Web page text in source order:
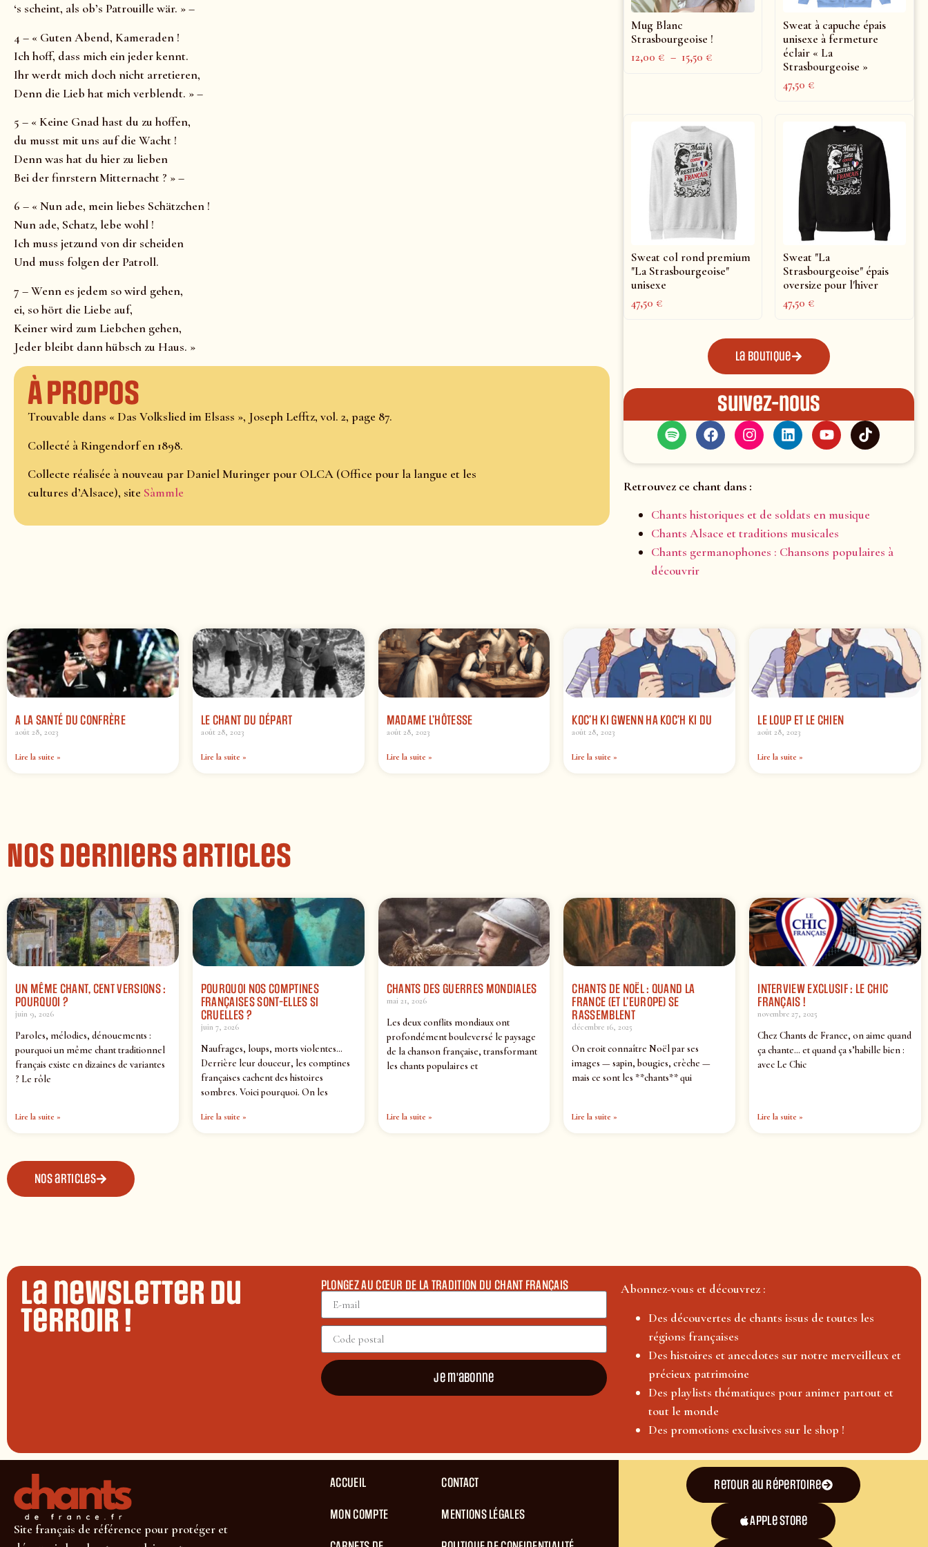
‘s scheint, als ob’s Patrouille wär. » –
4 – « Guten Abend, Kameraden !
Ich hoff, dass mich ein jeder kennt.
Ihr werdt mich doch nicht arretieren,
Denn die Lieb hat mich verblendt. » –
5 – « Keine Gnad hast du zu hoffen,
du musst mit uns auf die Wacht !
Denn was hat du hier zu lieben
Bei der finrstern Mitternacht ? » –
6 – « Nun ade, mein liebes Schätzchen !
Nun ade, Schatz, lebe wohl !
Ich muss jetzund von dir scheiden
Und muss folgen der Patroll.
7 – Wenn es jedem so wird gehen,
ei, so hört die Liebe auf,
Keiner wird zum Liebchen gehen,
Jeder bleibt dann hübsch zu Haus. »
À propos
Trouvable dans « Das Volkslied im Elsass », Joseph Lefftz, vol. 2, page 87.
Collecté à Ringendorf en 1898.
Collecte réalisée à nouveau par Daniel Muringer pour OLCA (Office pour la langue et les
cultures d’Alsace), site Sàmmle
Mug Blanc
Strasbourgeoise !
12,00€ – 15,50€
Sweat à capuche épais
unisexe à fermeture
éclair « La
Strasbourgeoise »
47,50€
Sweat col rond premium
"La Strasbourgeoise"
unisexe
47,50€
Sweat "La
Strasbourgeoise" épais
oversize pour l'hiver
47,50€
La boutique
Suivez-nous
Retrouvez ce chant dans :
Chants historiques et de soldats en musique
Chants Alsace et traditions musicales
Chants germanophones : Chansons populaires à
découvrir
A LA SANTÉ DU CONFRÈRE
août 28, 2023
Lire la suite »
LE CHANT DU DÉPART
août 28, 2023
Lire la suite »
MADAME L’HÔTESSE
août 28, 2023
Lire la suite »
KOC’H KI GWENN HA KOC’H KI DU
août 28, 2023
Lire la suite »
LE LOUP ET LE CHIEN
août 28, 2023
Lire la suite »
Nos derniers articles
UN MÊME CHANT, CENT VERSIONS :
POURQUOI ?
juin 9, 2026
Paroles, mélodies, dénouements :
pourquoi un même chant traditionnel
français existe en dizaines de variantes
? Le rôle
Lire la suite »
POURQUOI NOS COMPTINES
FRANÇAISES SONT-ELLES SI
CRUELLES ?
juin 7, 2026
Naufrages, loups, morts violentes…
Derrière leur douceur, les comptines
françaises cachent des histoires
sombres. Voici pourquoi. On les
Lire la suite »
CHANTS DES GUERRES MONDIALES
mai 21, 2026
Les deux conflits mondiaux ont
profondément bouleversé le paysage
de la chanson française, transformant
les chants populaires et
Lire la suite »
CHANTS DE NOËL : QUAND LA
FRANCE (ET L’EUROPE) SE
RASSEMBLENT
décembre 16, 2025
On croit connaître Noël par ses
images — sapin, bougies, crèche —
mais ce sont les **chants** qui
Lire la suite »
INTERVIEW EXCLUSIF : LE CHIC
FRANÇAIS !
novembre 27, 2025
Chez Chants de France, on aime quand
ça chante… et quand ça s’habille bien :
avec Le Chic
Lire la suite »
Nos articles
La newsletter du
terroir !
PLONGEZ AU CŒUR DE LA TRADITION DU CHANT FRANÇAIS
Je m'abonne
Abonnez-vous et découvrez :
Des découvertes de chants issus de toutes les
régions françaises
Des histoires et anecdotes sur notre merveilleux et
précieux patrimoine
Des playlists thématiques pour animer partout et
tout le monde
Des promotions exclusives sur le shop !
Site français de référence pour protéger et
ACCUEIL
MON COMPTE
CONTACT
MENTIONS LÉGALES
Retour au répertoire
Apple Store